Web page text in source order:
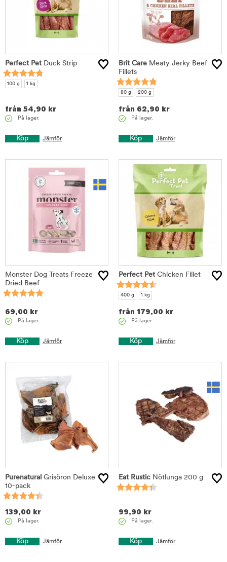
Perfect Pet Duck Strip
100 g 1 kg
från 54,90 kr
På lager.
Köp Jämför
Brit Care Meaty Jerky Beef
Fillets
80 g 200 g
från 62,90 kr
På lager.
Köp Jämför
Monster Dog Treats Freeze
Dried Beef
69,00 kr
På lager.
Köp Jämför
Perfect Pet Chicken Fillet
400 g 1 kg
från 179,00 kr
På lager.
Köp Jämför
Purenatural Grisöron Deluxe
10-pack
139,00 kr
På lager.
Köp Jämför
Eat Rustic Nötlunga 200 g
99,90 kr
På lager.
Köp Jämför